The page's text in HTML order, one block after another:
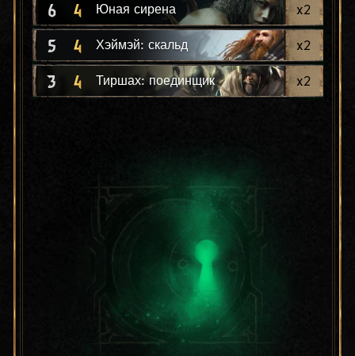
6 4 Юная сирена x2
5 4 Хэймэй: скальд x2
3 4 Тиршах: поединщик x2